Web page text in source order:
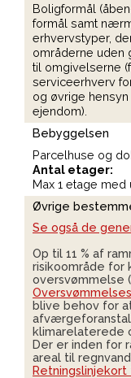
Boligformål
formål samt
erhvervstyper,
områderne uden
til omgivelserne
serviceerhverv
og øvrige
ejendom).
Bebyggelsen
Parcelhuse og
Antal etager:
Max 1 etage med
Øvrige
Se også de
Op til 11 % af
risikoområde for
oversvømmelse (
blive behov for
klimarelaterede
Der er inden for
areal til
Retningslinjekort